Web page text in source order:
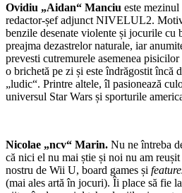
Ovidiu „Aidan“ Manciu este
redactor-șef adjunct NIVELUL2.
benzile desenate violente și jocurile cu
preajma dezastrelor naturale, iar
prevesti cutremurele asemenea
o brichetă pe zi și este îndrăgostit încă
„ludic“. Printre altele, îl pasionează
universul Star Wars și sporturile
Nicolae „ncv“ Marin. Nu ne întreba
că nici el nu mai știe și noi nu am
nostru de Wii U, board games și
(mai ales artă în jocuri). Îi place să fie